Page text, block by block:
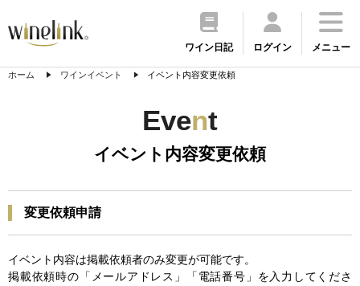
ワイン日記 ログイン メニュー
ホーム ワインイベント イベント内容変更依頼
Event
イベント内容変更依頼
変更依頼申請
イベント内容は掲載依頼者のみ変更が可能です。
掲載依頼時の「メールアドレス」「電話番号」を入力してくださ